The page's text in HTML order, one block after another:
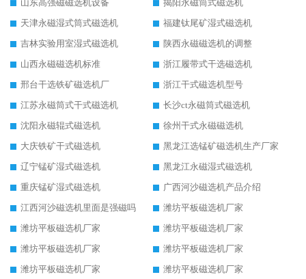
山东高强磁磁选机设备
揭阳永磁筒式磁选机
天津永磁湿式筒式磁选机
福建钛尾矿湿式磁选机
吉林实验用室湿式磁选机
陕西永磁磁选机的调整
山西永磁磁选机标准
浙江履带式干选磁选机
邢台干选铁矿磁选机厂
浙江干式磁选机型号
江苏永磁筒式干式磁选机
长沙ct永磁筒式磁选机
沈阳永磁辊式磁选机
徐州干式永磁磁选机
大庆铁矿干式磁选机
黑龙江选锰矿磁选机生产厂家
辽宁锰矿湿式磁选机
黑龙江永磁湿式磁选机
重庆锰矿湿式磁选机
广西河沙磁选机产品介绍
江西河沙磁选机里面是强磁吗
潍坊平板磁选机厂家
潍坊平板磁选机厂家
潍坊平板磁选机厂家
潍坊平板磁选机厂家
潍坊平板磁选机厂家
潍坊平板磁选机厂家
潍坊平板磁选机厂家